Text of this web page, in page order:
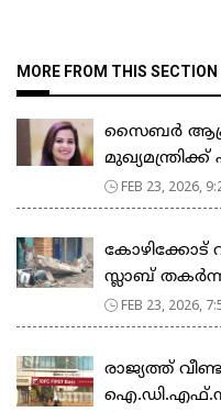
MORE FROM THIS SECTION
സൈബർ
FEB 23, 2026,
കോഴിക്കോട്
സ്ലാബ്
FEB 23, 2026,
രാജ്യത്ത്
ഐ.ഡി.എഫ്.സി